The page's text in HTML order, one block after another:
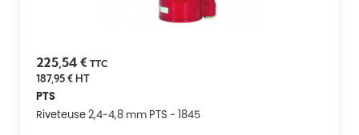
225,54 € TTC
187,95 €HT
PTS
Riveteuse 2,4-4,8 mm PTS - 1845